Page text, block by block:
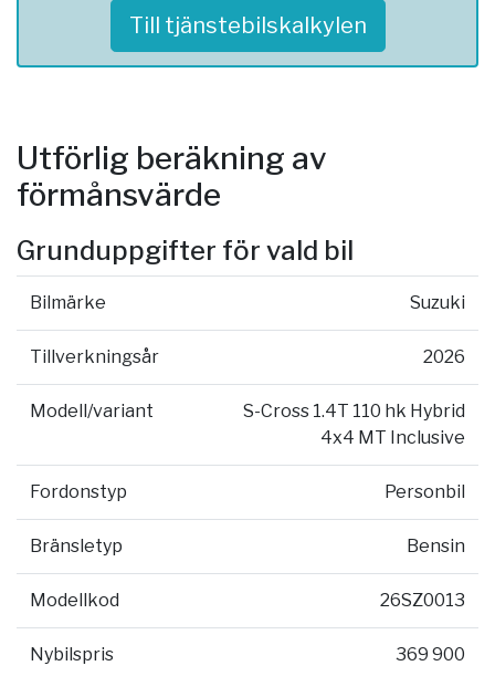
Till tjänstebilskalkylen
Utförlig beräkning av
förmånsvärde
Grunduppgifter för vald bil
Bilmärke Suzuki
Tillverkningsår 2026
Modell/variant
S-Cross 1.4T 110 hk Hybrid
4x4 MT Inclusive
Fordonstyp Personbil
Bränsletyp Bensin
Modellkod 26SZ0013
Nybilspris 369 900